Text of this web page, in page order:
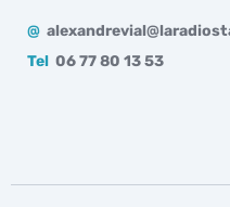
@
Tel 06 77 80 13 53